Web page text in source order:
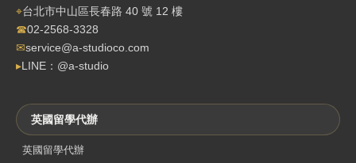
⌖台北市中山區長春路 40 號 12 樓
☎02-2568-3328
✉service@a-studioco.com
▸LINE：@a-studio
英國留學代辦
英國留學代辦